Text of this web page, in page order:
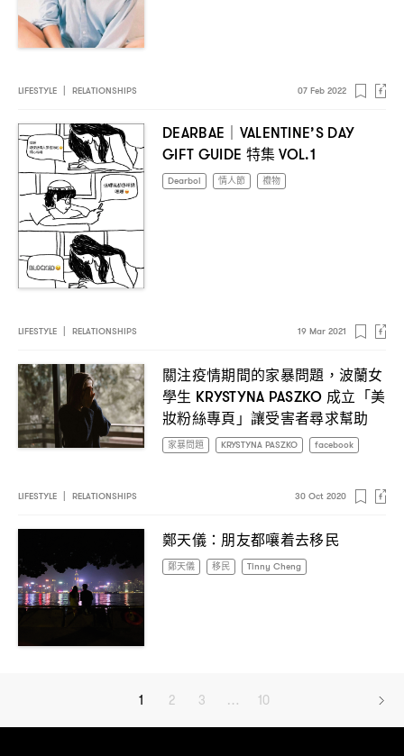
LIFESTYLE RELATIONSHIPS 07 Feb 2022
DEARBAE｜VALENTINE’S DAY
GIFT GUIDE 特集VOL.1
Dearboi 情人節 禮物
LIFESTYLE | RELATIONSHIPS 19 Mar 2021
關注疫情期間的家暴問題 ， 波蘭女
學生 KRYSTYNA PASZKO 成立「美
妝粉絲專頁」讓受害者尋求幫助
家暴問題 KRYSTYNA PASZKO facebook
LIFESTYLE | RELATIONSHIPS 30 Oct 2020
鄭天儀： 朋友都嚷着去移民
鄭天儀 移民 Tinny Cheng
1 2 3 … 10